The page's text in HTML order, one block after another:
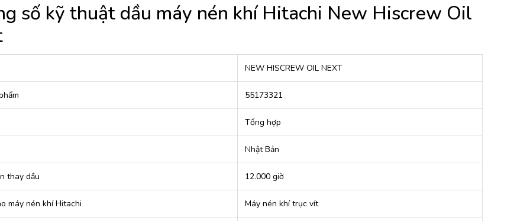
số kỹ thuật dầu máy nén khí Hitachi New Hiscrew Oil
NEW HISCREW OIL NEXT
55173321
Tổng hợp
Nhật Bản
thay dầu 12.000 giờ
máy nén khí Hitachi Máy nén khí trục vít